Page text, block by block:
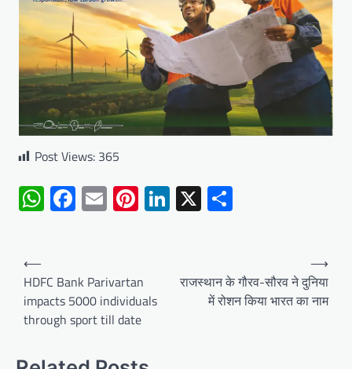
Post Views: 365
WhatsApp
Facebook
EmailPinterest
LinkedIn
X
Post
navigation
⟵
HDFC Bank Parivartan
impacts 5000 individuals
through sport till date
राजस्थान के गौरव-सौरव ने दुनिया
में रोशन किया भारत का नाम
⟶